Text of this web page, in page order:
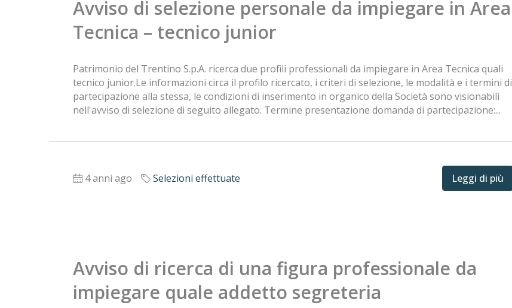
Avviso di selezione personale da impiegare in Area
Tecnica – tecnico junior
Patrimonio del Trentino S.p.A. ricerca due profili professionali da impiegare in Area Tecnica quali
tecnico junior.Le informazioni circa il profilo ricercato, i criteri di selezione, le modalità e i termini di
partecipazione alla stessa, le condizioni di inserimento in organico della Società sono visionabili
nell'avviso di selezione di seguito allegato. Termine presentazione domanda di partecipazione:...
4 anni ago Selezioni effettuate Leggi di più
Avviso di ricerca di una figura professionale da
impiegare quale addetto segreteria